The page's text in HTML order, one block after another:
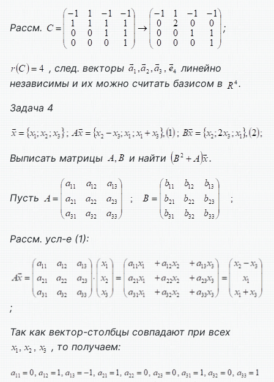
Рассм. ;
, след. векторы
линейно
независимы и их можно считать базисом в
.
Задача 4
Выписать матрицы и найти .
Пусть
Рассм. усл-е (1):
;
Так как вектор-столбцы совпадают при всех
, то получаем: